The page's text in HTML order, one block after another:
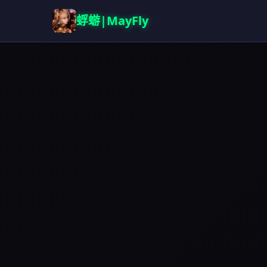
蜉蝣|MayFly